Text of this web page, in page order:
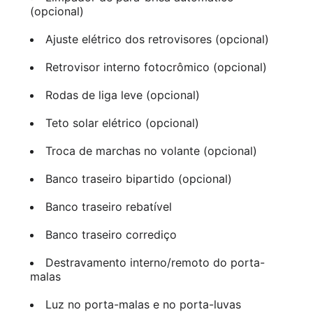
(opcional)
Ajuste elétrico dos retrovisores (opcional)
Retrovisor interno fotocrômico (opcional)
Rodas de liga leve (opcional)
Teto solar elétrico (opcional)
Troca de marchas no volante (opcional)
Banco traseiro bipartido (opcional)
Banco traseiro rebatível
Banco traseiro corrediço
Destravamento interno/remoto do porta-
malas
Luz no porta-malas e no porta-luvas